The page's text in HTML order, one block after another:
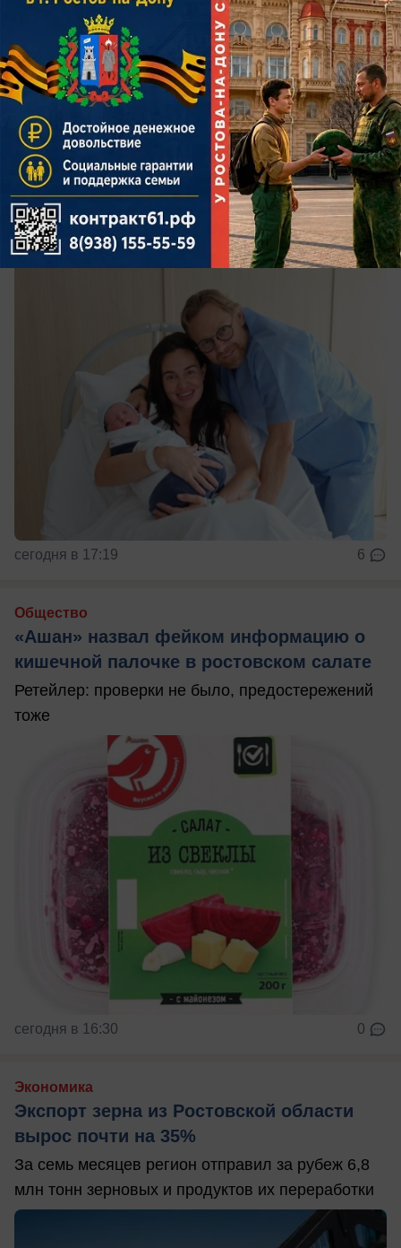
сегодня в 18:00 0
Спорт
У экс-тренера «Ростова» Валерия
Карпина родился сын Георгий
Мальчика назвали в честь деда — отца главного
тренера сборной России
сегодня в 17:19 6
Общество
«Ашан» назвал фейком информацию о
кишечной палочке в ростовском салате
Ретейлер: проверки не было, предостережений
тоже
сегодня в 16:30 0
Экономика
Экспорт зерна из Ростовской области
вырос почти на 35%
За семь месяцев регион отправил за рубеж 6,8
млн тонн зерновых и продуктов их переработки